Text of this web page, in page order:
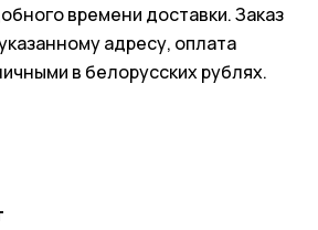
времени доставки. Заказ
адресу, оплата
в белорусских рублях.